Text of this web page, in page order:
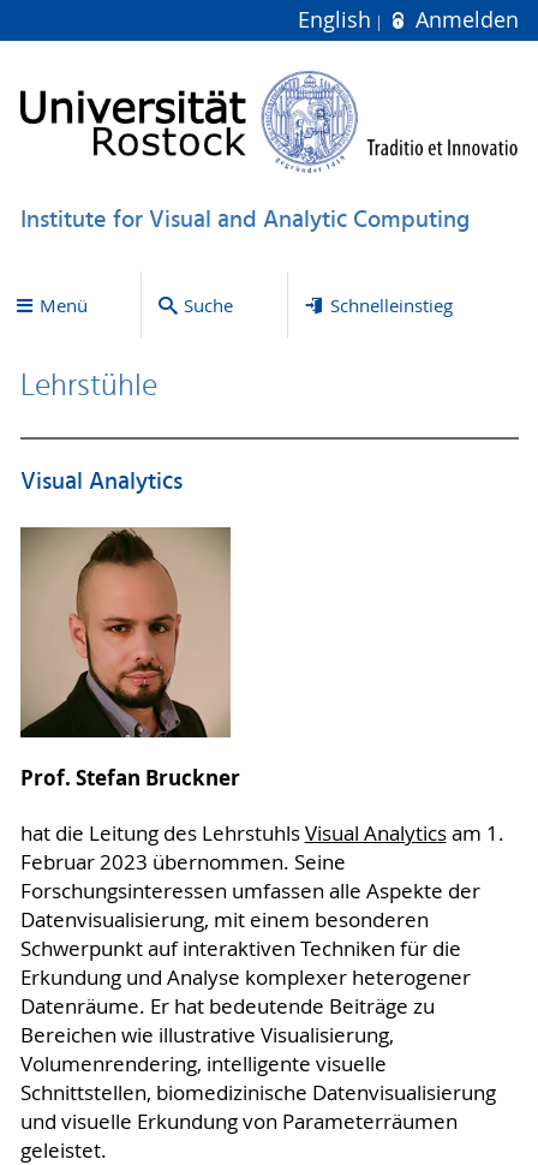
English Anmelden
Institute for Visual and Analytic Computing
Menü Suche Schnelleinstieg
Lehrstühle
Visual Analytics
Prof. Stefan Bruckner
hat die Leitung des LehrstuhlsVisual Analyticsam 1.
Februar 2023 übernommen. Seine
Forschungsinteressen umfassen alle Aspekte der
Datenvisualisierung, mit einem besonderen
Schwerpunkt auf interaktiven Techniken für die
Erkundung und Analyse komplexer heterogener
Datenräume. Er hat bedeutende Beiträge zu
Bereichen wie illustrative Visualisierung,
Volumenrendering, intelligente visuelle
Schnittstellen, biomedizinische Datenvisualisierung
und visuelle Erkundung von Parameterräumen
geleistet.